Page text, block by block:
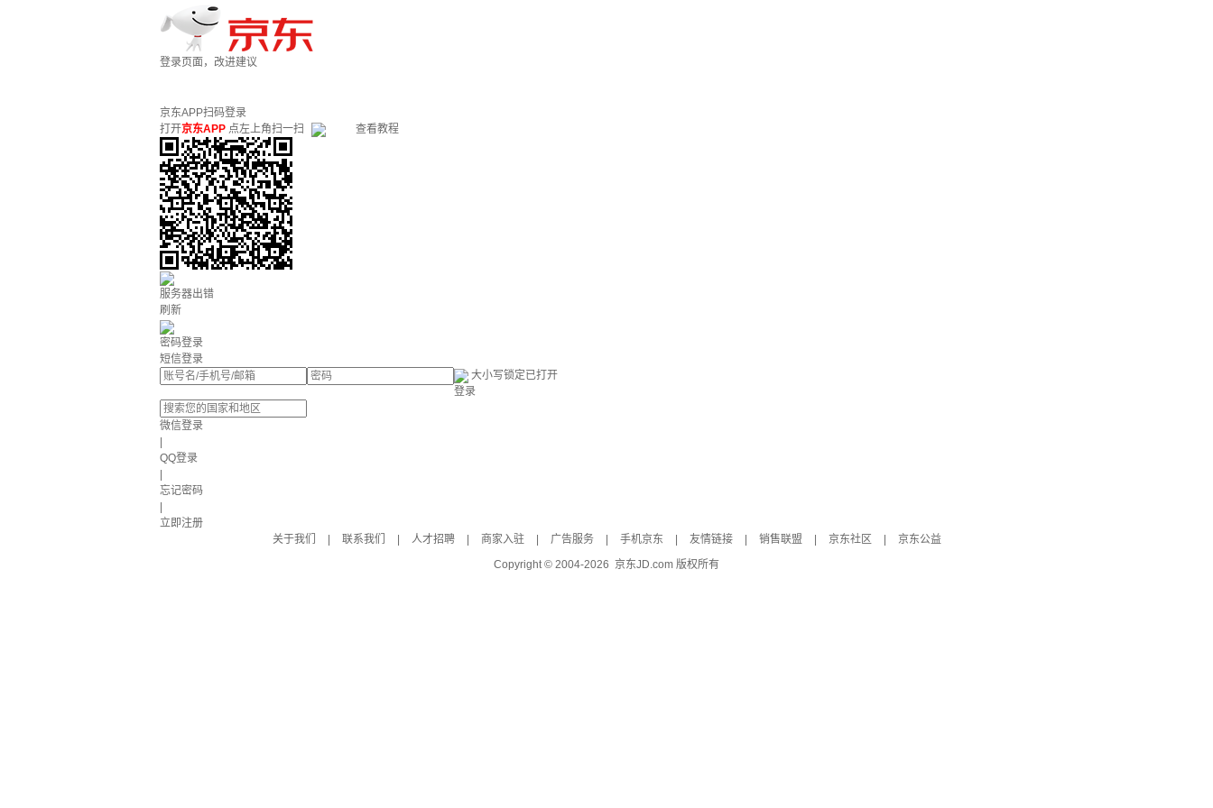
登录页面，改进建议
京东APP扫码登录
打开京东APP 点左上角扫一扫 查看教程
服务器出错
刷新
密码登录
短信登录
大小写锁定已打开
登录
微信登录
QQ登录
忘记密码
立即注册
关于我们
联系我们 人才招聘 商家入驻 广告服务 手机京东 友情链接 销售联盟 京东社区
京东公益
Copyright © 2004-2026 京东JD.com 版权所有